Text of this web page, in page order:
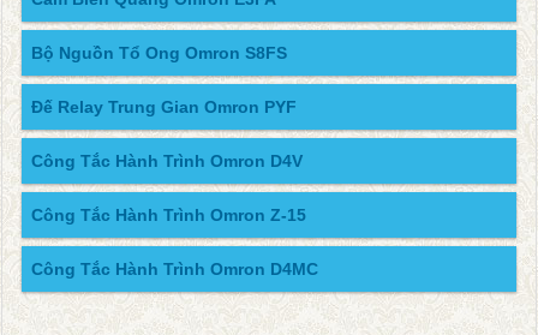
Bộ Nguồn Tổ Ong Omron S8FS
Đế Relay Trung Gian Omron PYF
Công Tắc Hành Trình Omron D4V
Công Tắc Hành Trình Omron Z-15
Công Tắc Hành Trình Omron D4MC